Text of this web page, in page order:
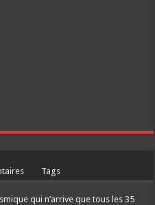
Tags
qui n’arrive que tous les 35